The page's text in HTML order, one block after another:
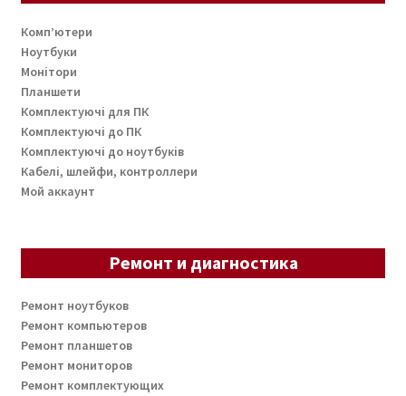
Комп’ютери
Ноутбуки
Монітори
Планшети
Комплектуючі для ПК
Комплектуючі до ПК
Комплектуючі до ноутбуків
Кабелі, шлейфи, контроллери
Мой аккаунт
Ремонт и диагностика
Ремонт ноутбуков
Ремонт компьютеров
Ремонт планшетов
Ремонт мониторов
Ремонт комплектующих